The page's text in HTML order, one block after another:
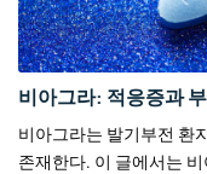
비아그라: 적응증과
비아그라는 발기부전 환
존재한다. 이 글에서는